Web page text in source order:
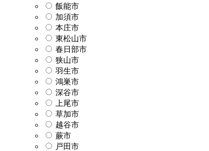
飯能市
加須市
本庄市
東松山市
春日部市
狭山市
羽生市
鴻巣市
深谷市
上尾市
草加市
越谷市
蕨市
戸田市